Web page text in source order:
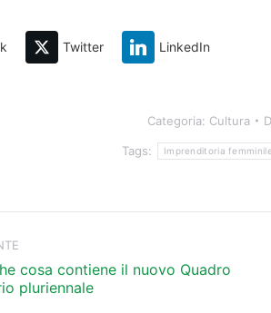
Twitter LinkedIn
Categoria: Cultura
Tags: Imprenditoria femminile
cosa contiene il nuovo Quadro
pluriennale